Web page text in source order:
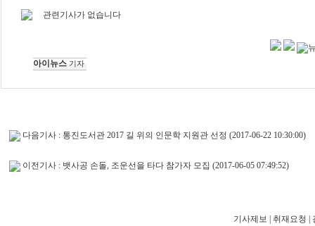
관련기사가 없습니다
아이뉴스 기자
다음기사 : 통진도서관 2017 길 위의 인문학 지원관 선정 (2017-06-22 10:30:00)
이전기사 : 뱃사공 손돌, 조운선을 타다 참가자 모집 (2017-06-05 07:49:52)
기사제보 취재요청